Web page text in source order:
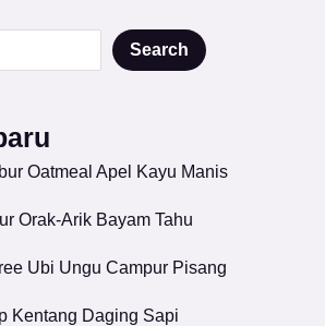
Search
Oatmeal Apel Kayu Manis
Orak-Arik Bayam Tahu
Ubi Ungu Campur Pisang
Kentang Daging Sapi